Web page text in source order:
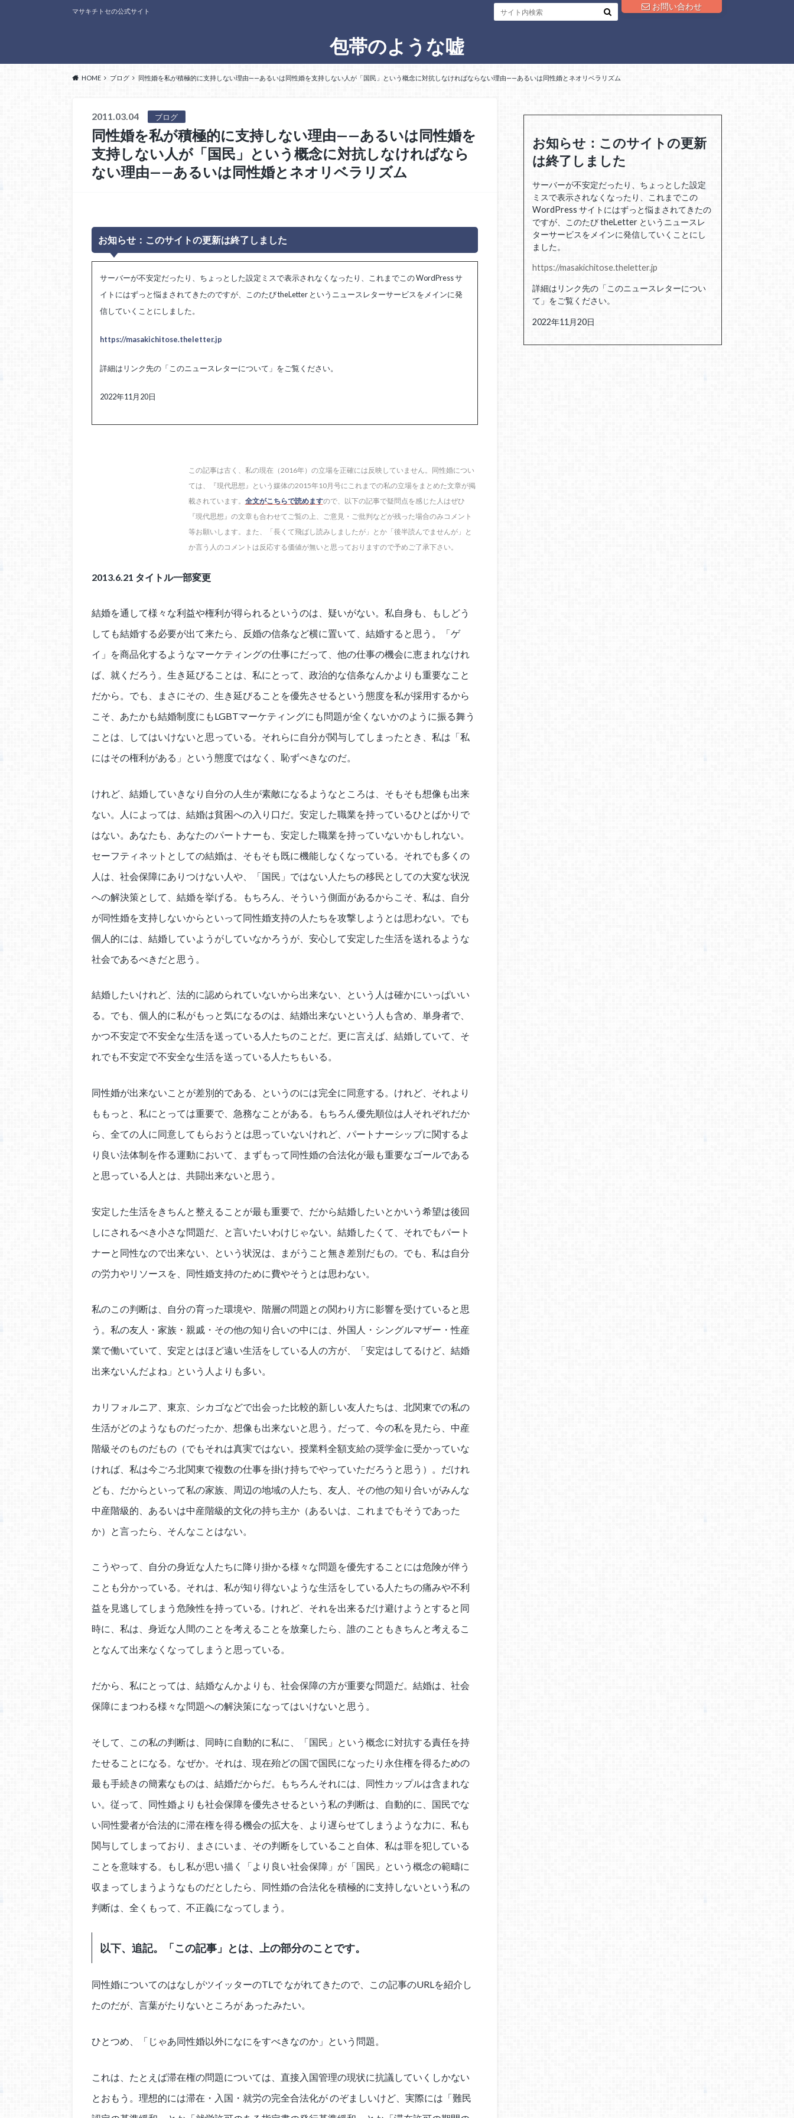
包帯のような嘘
マサキチトセの公式サイト お問い合わせ
HOME ブログ 同性婚を私が積極的に支持しない理由——あるいは同性婚を支持しない人が「国民」という概念に対抗しなければならない理由——あるいは同性婚とネオリベラリズム
2011.03.04 ブログ
同性婚を私が積極的に支持しない理由——あるいは同性婚を
支持しない人が「国民」という概念に対抗しなければなら
ない理由——あるいは同性婚とネオリベラリズム
お知らせ：このサイトの更新は終了しました
サーバーが不安定だったり、ちょっとした設定ミスで表示されなくなったり、これまでこの WordPress サ
イトにはずっと悩まされてきたのですが、このたび theLetter というニュースレターサービスをメインに発
信していくことにしました。
https://masakichitose.theletter.jp
詳細はリンク先の「このニュースレターについて」をご覧ください。
2022年11月20日
この記事は古く、私の現在（2016年）の立場を正確には反映していません。同性婚につい
ては、『現代思想』という媒体の2015年10月号にこれまでの私の立場をまとめた文章が掲
載されています。 全文がこちらで読めますので、以下の記事で疑問点を感じた人はぜひ
『現代思想』の文章も合わせてご覧の上、ご意見・ご批判などが残った場合のみコメント
等お願いします。また、「長くて飛ばし読みしましたが」とか「後半読んでませんが」と
か言う人のコメントは反応する価値が無いと思っておりますので予めご了承下さい。
2013.6.21 タイトル一部変更
結婚を通して様々な利益や権利が得られるというのは、疑いがない。私自身も、もしどう
しても結婚する必要が出て来たら、反婚の信条など横に置いて、結婚すると思う。「ゲ
イ」を商品化するようなマーケティングの仕事にだって、他の仕事の機会に恵まれなけれ
ば、就くだろう。生き延びることは、私にとって、政治的な信条なんかよりも重要なこと
だから。でも、まさにその、生き延びることを優先させるという態度を私が採用するから
こそ、あたかも結婚制度にもLGBTマーケティングにも問題が全くないかのように振る舞う
ことは、してはいけないと思っている。それらに自分が関与してしまったとき、私は「私
にはその権利がある」という態度ではなく、恥ずべきなのだ。
けれど、結婚していきなり自分の人生が素敵になるようなところは、そもそも想像も出来
ない。人によっては、結婚は貧困への入り口だ。安定した職業を持っているひとばかりで
はない。あなたも、あなたのパートナーも、安定した職業を持っていないかもしれない。
セーフティネットとしての結婚は、そもそも既に機能しなくなっている。それでも多くの
人は、社会保障にありつけない人や、「国民」ではない人たちの移民としての大変な状況
への解決策として、結婚を挙げる。もちろん、そういう側面があるからこそ、私は、自分
が同性婚を支持しないからといって同性婚支持の人たちを攻撃しようとは思わない。でも
個人的には、結婚していようがしていなかろうが、安心して安定した生活を送れるような
社会であるべきだと思う。
結婚したいけれど、法的に認められていないから出来ない、という人は確かにいっぱいい
る。でも、個人的に私がもっと気になるのは、結婚出来ないという人も含め、単身者で、
かつ不安定で不安全な生活を送っている人たちのことだ。更に言えば、結婚していて、そ
れでも不安定で不安全な生活を送っている人たちもいる。
同性婚が出来ないことが差別的である、というのには完全に同意する。けれど、それより
ももっと、私にとっては重要で、急務なことがある。もちろん優先順位は人それぞれだか
ら、全ての人に同意してもらおうとは思っていないけれど、パートナーシップに関するよ
り良い法体制を作る運動において、まずもって同性婚の合法化が最も重要なゴールである
と思っている人とは、共闘出来ないと思う。
安定した生活をきちんと整えることが最も重要で、だから結婚したいとかいう希望は後回
しにされるべき小さな問題だ、と言いたいわけじゃない。結婚したくて、それでもパート
ナーと同性なので出来ない、という状況は、まがうこと無き差別だもの。でも、私は自分
の労力やリソースを、同性婚支持のために費やそうとは思わない。
私のこの判断は、自分の育った環境や、階層の問題との関わり方に影響を受けていると思
う。私の友人・家族・親戚・その他の知り合いの中には、外国人・シングルマザー・性産
業で働いていて、安定とはほど遠い生活をしている人の方が、「安定はしてるけど、結婚
出来ないんだよね」という人よりも多い。
カリフォルニア、東京、シカゴなどで出会った比較的新しい友人たちは、北関東での私の
生活がどのようなものだったか、想像も出来ないと思う。だって、今の私を見たら、中産
階級そのものだもの（でもそれは真実ではない。授業料全額支給の奨学金に受かっていな
ければ、私は今ごろ北関東で複数の仕事を掛け持ちでやっていただろうと思う）。だけれ
ども、だからといって私の家族、周辺の地域の人たち、友人、その他の知り合いがみんな
中産階級的、あるいは中産階級的文化の持ち主か（あるいは、これまでもそうであった
か）と言ったら、そんなことはない。
こうやって、自分の身近な人たちに降り掛かる様々な問題を優先することには危険が伴う
ことも分かっている。それは、私が知り得ないような生活をしている人たちの痛みや不利
益を見逃してしまう危険性を持っている。けれど、それを出来るだけ避けようとすると同
時に、私は、身近な人間のことを考えることを放棄したら、誰のこともきちんと考えるこ
となんて出来なくなってしまうと思っている。
だから、私にとっては、結婚なんかよりも、社会保障の方が重要な問題だ。結婚は、社会
保障にまつわる様々な問題への解決策になってはいけないと思う。
そして、この私の判断は、同時に自動的に私に、「国民」という概念に対抗する責任を持
たせることになる。なぜか。それは、現在殆どの国で国民になったり永住権を得るための
最も手続きの簡素なものは、結婚だからだ。もちろんそれには、同性カップルは含まれな
い。従って、同性婚よりも社会保障を優先させるという私の判断は、自動的に、国民でな
い同性愛者が合法的に滞在権を得る機会の拡大を、より遅らせてしまうような力に、私も
関与してしまっており、まさにいま、その判断をしていること自体、私は罪を犯している
ことを意味する。もし私が思い描く「より良い社会保障」が「国民」という概念の範疇に
収まってしまうようなものだとしたら、同性婚の合法化を積極的に支持しないという私の
判断は、全くもって、不正義になってしまう。
以下、追記。「この記事」とは、上の部分のことです。
同性婚についてのはなしがツイッターのTLで ながれてきたので、この記事のURLを紹介し
たのだが、言葉がたりないところが あったみたい。
ひとつめ、「じゃあ同性婚以外になにをすべきなのか」という問題。
これは、たとえば滞在権の問題については、直接入国管理の現状に抗議していくしかない
とおもう。理想的には滞在・入国・就労の完全合法化が のぞましいけど、実際には「難民
お知らせ：このサイトの更新
は終了しました
サーバーが不安定だったり、ちょっとした設定
ミスで表示されなくなったり、これまでこの
WordPress サイトにはずっと悩まされてきたの
ですが、このたび theLetter というニュースレ
ターサービスをメインに発信していくことにし
ました。
https://masakichitose.theletter.jp
詳細はリンク先の「このニュースレターについ
て」をご覧ください。
2022年11月20日